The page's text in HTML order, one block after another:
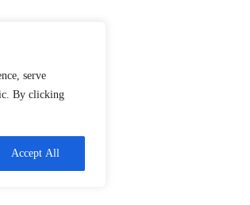
serve
By clicking
Accept All